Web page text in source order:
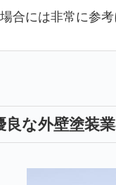
合には非常に参
良な外壁塗装